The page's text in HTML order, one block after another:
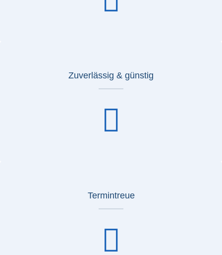
Zuverlässig & günstig
Termintreue